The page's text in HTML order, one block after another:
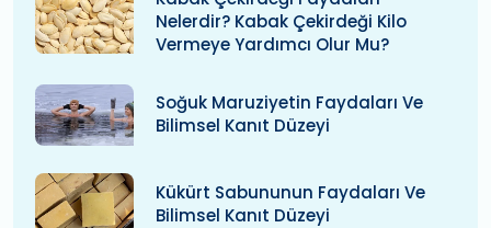
Nelerdir? Kabak Çekirdeği Kilo
Vermeye Yardımcı Olur Mu?
Soğuk Maruziyetin Faydaları Ve
Bilimsel Kanıt Düzeyi
Kükürt Sabununun Faydaları Ve
Bilimsel Kanıt Düzeyi